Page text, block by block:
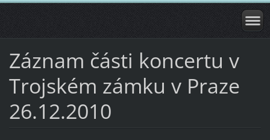
Záznam části koncertu v
Trojském zámku v Praze
26.12.2010